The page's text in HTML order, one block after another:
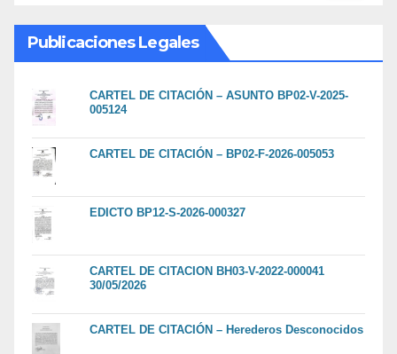
Publicaciones Legales
CARTEL DE CITACIÓN – ASUNTO BP02-V-2025-
005124
CARTEL DE CITACIÓN – BP02-F-2026-005053
EDICTO BP12-S-2026-000327
CARTEL DE CITACION BH03-V-2022-000041
30/05/2026
CARTEL DE CITACIÓN – Herederos Desconocidos